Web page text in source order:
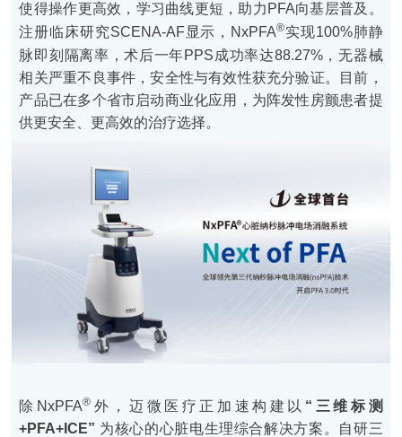
使得操作更高效，学习曲线更短，助力PFA向基层普及。
注册临床研究SCENA-AF显示，NxPFA®实现100%肺静
脉即刻隔离率，术后一年PPS成功率达88.27%，无器械
相关严重不良事件，安全性与有效性获充分验证。目前，
产品已在多个省市启动商业化应用，为阵发性房颤患者提
供更安全、更高效的治疗选择。
除NxPFA® 外，迈微医疗正加速构建以 “三维标测
+PFA+ICE” 为核心的心脏电生理综合解决方案。自研三